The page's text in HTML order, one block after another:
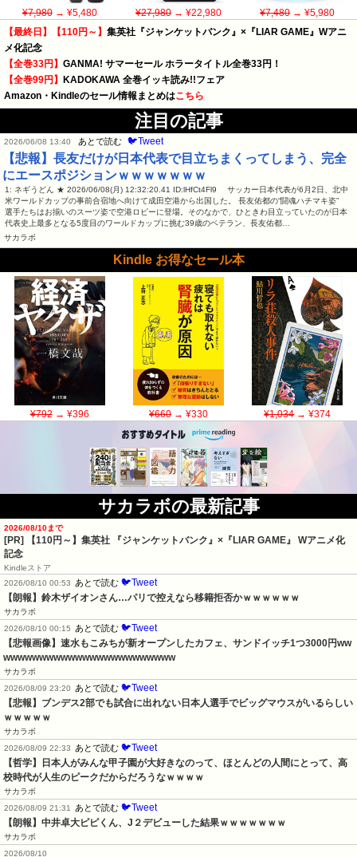
¥7,980→ ¥5,480 ¥27,980→ ¥22,980 ¥7,480→ ¥5,980
【最終日】【110円～】 集英社『ジャンケットバンク』×『LIAR GAME』Wアニ
メ化記念
【全巻33円】 GANMA! サマーセール ホラータイトル全巻33円！
【全巻99円】
KADOKAWA 全巻イッキ読み!!フェア
Amazon・Kindleのセール情報まとめはこちら
注目の記事
2026/06/08 13:40 あとで読む 🐦Tweet
【悲報】長友だけが日本代表で目立ちまくってしまう、完全
にエースポジションｗｗｗｗｗｗｗ
1: ネギうどん ★ 2026/06/08(月) 12:32:20.41 ID:lHfCt4Fl9 サッカー日本代表が6月2日、北中
米ワールドカップの事前合宿地へ向けて成田空港から出国した。 長友佑都の“闘魂ハチマキ姿”
選手たちはお揃いのスーツ姿で空港ロビーに登場。そのなかで、ひときわ目立っていたのが日本
代表史上最多となる5度目のワールドカップに挑む39歳のベテラン、長友佑都…
サカラボ
Kindle お得なセール本
¥792→ ¥396 ¥660→ ¥330 ¥1,034→ ¥374
サカラボの最新記事
2026/08/10まで
[PR]
【110円～】集英社 『ジャンケットバンク』×『LIAR GAME』 Wアニメ化
記念
Kindleストア
2026/08/10 00:53
あとで読む 🐦Tweet
【朗報】鈴木ザイオンさん…パリで控えなら移籍拒否かｗｗｗｗｗｗ
サカラボ
2026/08/10 00:15
あとで読む 🐦Tweet
【悲報画像】速水もこみちが新オープンしたカフェ、サンドイッチ1つ3000円ww
wwwwwwwwwwwwwwwwwwwwwwww
サカラボ
2026/08/09 23:20
あとで読む 🐦Tweet
【悲報】ブンデス2部でも試合に出れない日本人選手でビッグマウスがいるらしい
ｗｗｗｗｗ
サカラボ
2026/08/09 22:33
あとで読む 🐦Tweet
【哲学】日本人がみんな甲子園が大好きなのって、ほとんどの人間にとって、高
校時代が人生のピークだからだろうなｗｗｗｗ
サカラボ
2026/08/09 21:31
あとで読む 🐦Tweet
【朗報】中井卓大ピピくん、J２デビューした結果ｗｗｗｗｗｗｗ
サカラボ
2026/08/10